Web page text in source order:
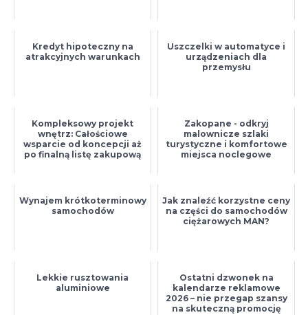
Kredyt hipoteczny na
atrakcyjnych warunkach
Uszczelki w automatyce i
urządzeniach dla
przemysłu
Kompleksowy projekt
wnętrz: Całościowe
wsparcie od koncepcji aż
po finalną listę zakupową
Zakopane - odkryj
malownicze szlaki
turystyczne i komfortowe
miejsca noclegowe
Wynajem krótkoterminowy
samochodów
Jak znaleźć korzystne ceny
na części do samochodów
ciężarowych MAN?
Lekkie rusztowania
aluminiowe
Ostatni dzwonek na
kalendarze reklamowe
2026 – nie przegap szansy
na skuteczną promocję